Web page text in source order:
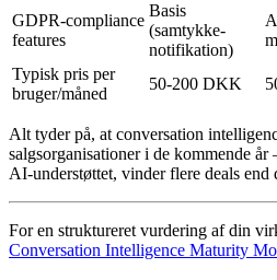
GDPR-compliance
features
Basis
(samtykke-
notifikation)
Typisk pris per
bruger/måned
50-200 DKK
Alt tyder på, at conversation
salgsorganisationer i de kommende
AI-understøttet, vinder flere deals end
For en struktureret vurdering af din
Conversation Intelligence Maturity